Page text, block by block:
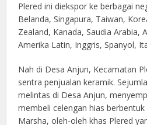
Plered ini diekspor ke berbagai
Belanda, Singapura, Taiwan,
Zealand, Kanada, Saudia Arabia,
Amerika Latin, Inggris, Spanyol,
Nah di Desa Anjun, Kecamatan
sentra penjualan keramik.
melintas di Desa Anjun,
membeli celengan hias
Marsha, oleh-oleh khas Plered